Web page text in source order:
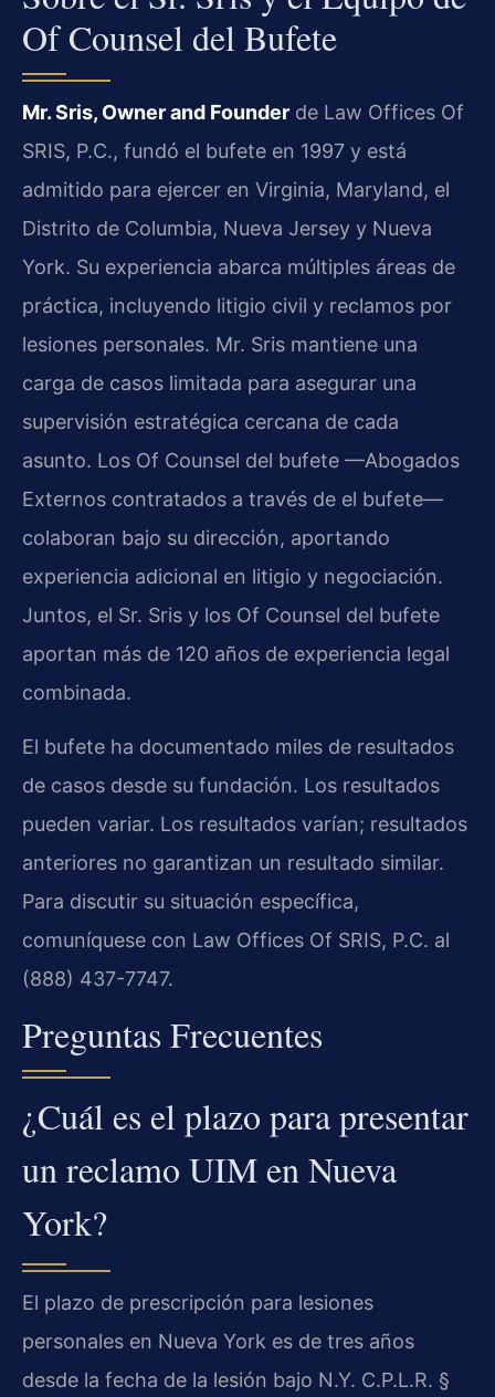
Of Counsel del Bufete
Mr. Sris, Owner and Founder de Law Offices Of
SRIS, P.C., fundó el bufete en 1997 y está
admitido para ejercer en Virginia, Maryland, el
Distrito de Columbia, Nueva Jersey y Nueva
York. Su experiencia abarca múltiples áreas de
práctica, incluyendo litigio civil y reclamos por
lesiones personales. Mr. Sris mantiene una
carga de casos limitada para asegurar una
supervisión estratégica cercana de cada
asunto. Los Of Counsel del bufete —Abogados
Externos contratados a través de el bufete—
colaboran bajo su dirección, aportando
experiencia adicional en litigio y negociación.
Juntos, el Sr. Sris y los Of Counsel del bufete
aportan más de 120 años de experiencia legal
combinada.
El bufete ha documentado miles de resultados
de casos desde su fundación. Los resultados
pueden variar. Los resultados varían; resultados
anteriores no garantizan un resultado similar.
Para discutir su situación específica,
comuníquese con Law Offices Of SRIS, P.C. al
(888) 437-7747.
Preguntas Frecuentes
¿Cuál es el plazo para presentar
un reclamo UIM en Nueva
York?
El plazo de prescripción para lesiones
personales en Nueva York es de tres años
desde la fecha de la lesión bajo N.Y. C.P.L.R. §